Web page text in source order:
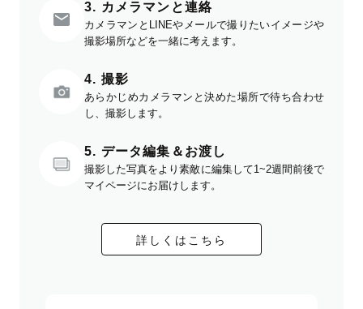
3. カメラマンと連絡
カメラマンとLINEやメールで撮りたいイメージや
撮影場所などを一緒に考えます。
4. 撮影
あらかじめカメラマンと決めた場所で待ち合わせ
し、撮影します。
5. データ編集＆お渡し
撮影した写真をより素敵に編集して1~2週間前後で
マイページにお届けします。
詳しくはこちら